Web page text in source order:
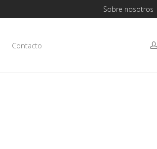
Sobre nosotros
Contacto